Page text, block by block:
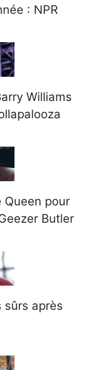
: NPR
Williams
Queen pour
Butler
sûrs après